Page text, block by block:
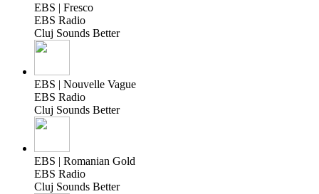
EBS | Fresco
EBS Radio
Cluj Sounds Better
EBS | Nouvelle Vague
EBS Radio
Cluj Sounds Better
EBS | Romanian Gold
EBS Radio
Cluj Sounds Better